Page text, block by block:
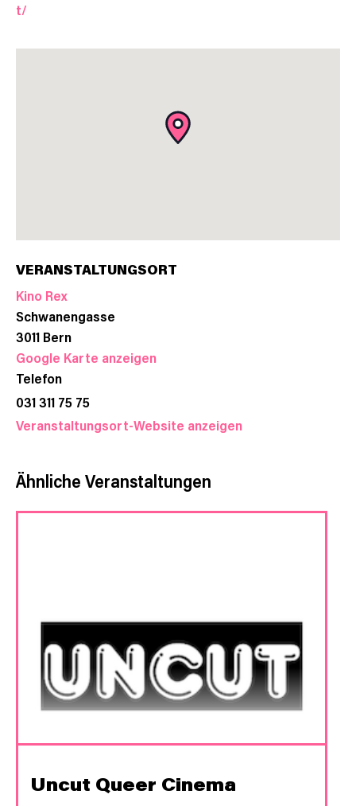
t/
VERANSTALTUNGSORT
Kino Rex
Schwanengasse
3011 Bern
Google Karte anzeigen
Telefon
031 311 75 75
Veranstaltungsort-Website anzeigen
Ähnliche Veranstaltungen
Uncut Queer Cinema